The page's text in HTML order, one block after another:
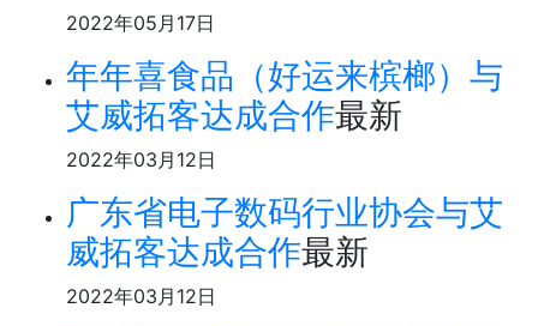
2022年05月17日
年年喜食品（好运来槟榔）与
艾威拓客达成合作最新
2022年03月12日
广东省电子数码行业协会与艾
威拓客达成合作最新
2022年03月12日